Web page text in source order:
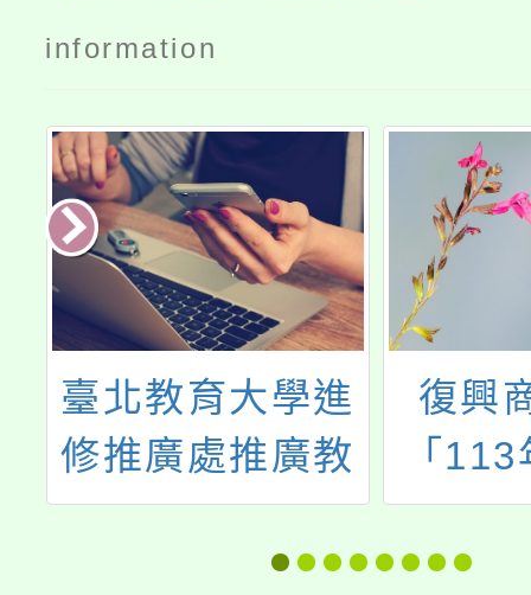
information
subjectfind.php
臺北教育大學進
修推廣處推廣教
育中心辦理
「2026冬令營」
復興
「
少年
間、